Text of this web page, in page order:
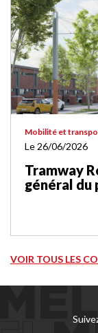
VOIR TOUS LES
Mobilité et
Le 26/06/2026
Tramway
général